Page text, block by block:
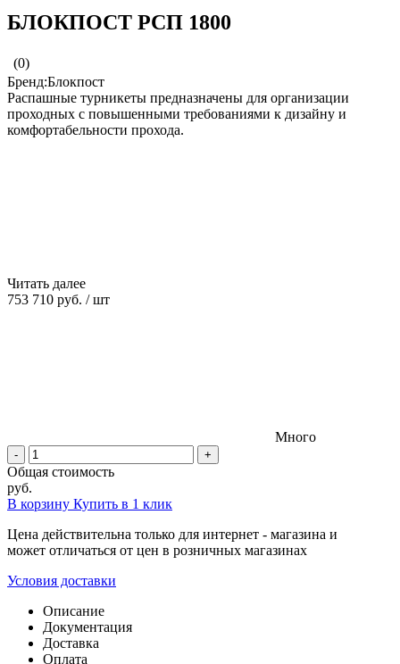
БЛОКПОСТ РСП 1800
(0)
Бренд:Блокпост
Распашные турникеты предназначены для организации
проходных с повышенными требованиями к дизайну и
комфортабельности прохода.
Читать далее
753 710 руб. / шт
Много
- +
Общая стоимость
руб.
В корзину Купить в 1 клик
Цена действительна только для интернет - магазина и
может отличаться от цен в розничных магазинах
Условия доставки
Описание
Документация
Доставка
Оплата